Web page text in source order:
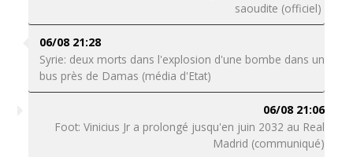
saoudite (officiel)
06/08 21:28
Syrie: deux morts dans l'explosion d'une bombe dans un
bus près de Damas (média d'Etat)
06/08 21:06
Foot: Vinicius Jr a prolongé jusqu'en juin 2032 au Real
Madrid (communiqué)